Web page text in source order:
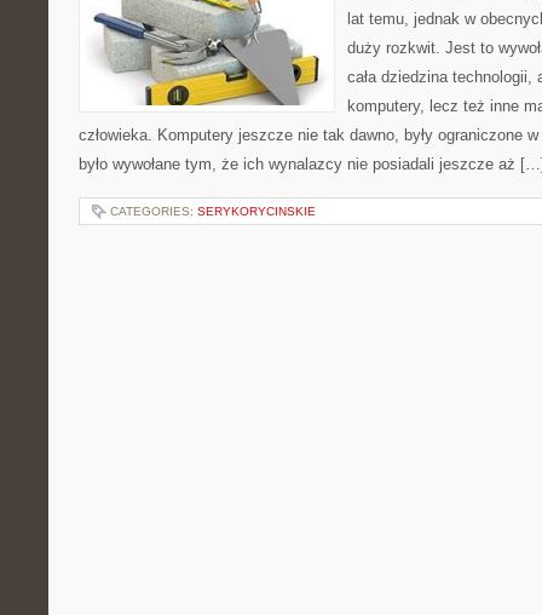
lat temu, jednak w
duży rozkwit. Jest to
cała dziedzina technologii,
komputery, lecz też inne
człowieka. Komputery jeszcze nie tak dawno, były ograniczone
było wywołane tym, że ich wynalazcy nie posiadali jeszcze aż
CATEGORIES: SERYKORYCINSKIE